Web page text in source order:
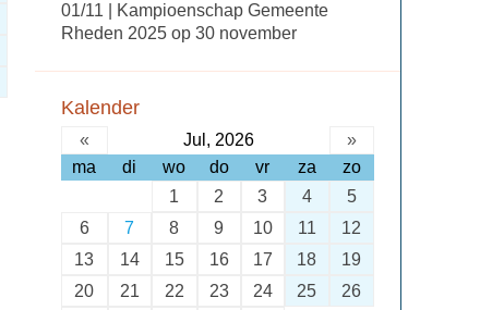
01/11 | Kampioenschap Gemeente
Rheden 2025 op 30 november
Kalender
« Jul, 2026
»
ma
di wo do vr za
zo
1
2 3 4
5
6
7 8 9 10 11
12
13
14 15 16 17 18
19
20
21 22 23 24 25
26